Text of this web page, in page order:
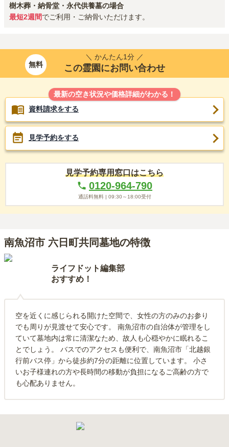
樹木葬・納骨堂・永代供養墓の場合
最短2週間でご利用・ご納骨いただけます。
無料
＼ かんたん1分 ／
この霊園にお問い合わせ
最新の空き状況や価格詳細がわかる！
資料請求をする
見学予約をする
見学予約専用窓口はこちら
0120-964-790
通話料無料 | 09:30～18:00受付
南魚沼市 六日町共同墓地の特徴
ライフドット編集部
おすすめ！
空を近くに感じられる開けた空間で、女性の方のみのお参り
でも周りが見渡せて安心です。 南魚沼市の自治体が管理をし
ていて墓地内は常に清潔なため、故人も心穏やかに眠れるこ
とでしょう。 バスでのアクセスも便利で、南魚沼市「北越銀
行前バス停」から徒歩約7分の距離に位置しています。 小さ
いお子様連れの方や長時間の移動が負担になるご高齢の方で
も心配ありません。